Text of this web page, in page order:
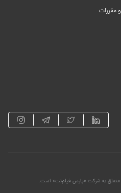
مقررات
متعلق به شرکت «پارس فیلم‌نت» است.